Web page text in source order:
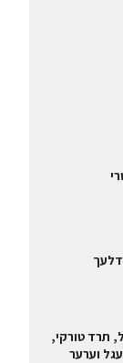
תרד טורקי,
וערער